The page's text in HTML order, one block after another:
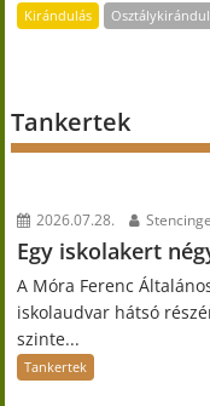
Kirándulás
Tankertek
2026.07.28.
Egy iskolakert
A Móra Ferenc
iskolaudvar hátsó
szinte...
Tankertek